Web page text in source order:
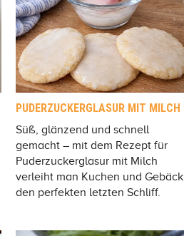
PUDERZUCKERGLASUR MIT MILCH
Süß, glänzend und schnell
gemacht – mit dem Rezept für
Puderzuckerglasur mit Milch
verleiht man Kuchen und Gebäck
den perfekten letzten Schliff.